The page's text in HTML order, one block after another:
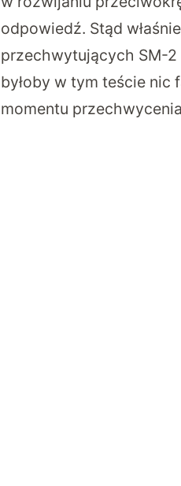
odpowiedź. Stąd
przechwytujących SM-2
byłoby w tym teście nic
momentu